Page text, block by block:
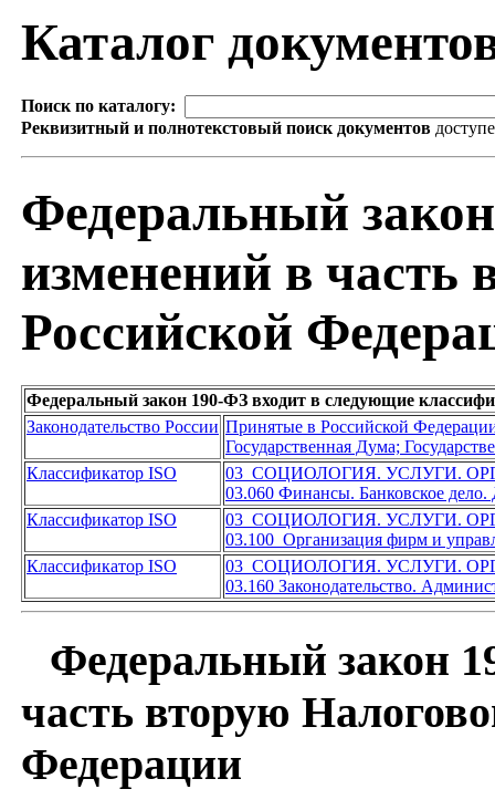
Каталог
Поиск по каталогу:
Реквизитный и полнотекстовый поиск документов
Федеральный
изменений в часть
Российской
Федеральный закон 190-ФЗ входит в следующие
Законодательство России Принятые в Российской
Государственная Дума;
Классификатор ISO
03 СОЦИОЛОГИЯ. УСЛУГИ.
03.060 Финансы. Банковское
Классификатор ISO
03 СОЦИОЛОГИЯ. УСЛУГИ.
03.100 Организация фирм и
Классификатор ISO
03 СОЦИОЛОГИЯ. УСЛУГИ.
03.160 Законодательство.
Федеральный закон
часть вторую
Федерации